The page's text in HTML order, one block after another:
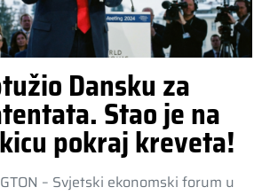
Dansku za
Stao je na
pokraj kreveta!
– Svjetski ekonomski forum u